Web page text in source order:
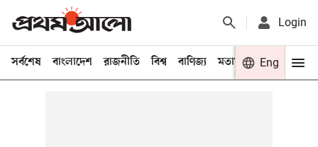
Login
সর্বশেষ বাংলাদেশ রাজনীতি বিশ্ব বাণিজ্য মতামত খেলা
Eng